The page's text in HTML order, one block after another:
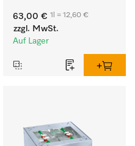
farbechter Buntwäsche.
63,00 € 1l = 12,60 €
zzgl. MwSt.
Auf Lager